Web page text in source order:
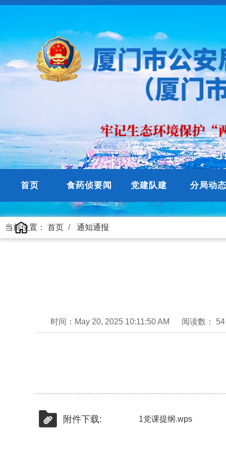
首页 食药侦要闻 党建队建 分局动态
当前位置： 首页 通知通报
时间：May 20, 2025 10:11:50 AM 阅读数： 54
附件下载: 1党课提纲.wps